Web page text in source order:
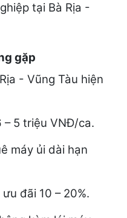
tại Bà Rịa -
gặp
- Vũng Tàu hiện
– 5 triệu VNĐ/ca.
máy ủi dài hạn
đãi 10 – 20%.